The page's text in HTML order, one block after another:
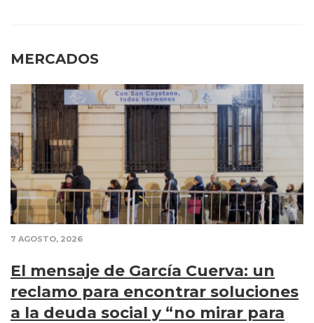
MERCADOS
7 AGOSTO, 2026
El mensaje de García Cuerva: un
reclamo para encontrar soluciones
a la deuda social y “no mirar para